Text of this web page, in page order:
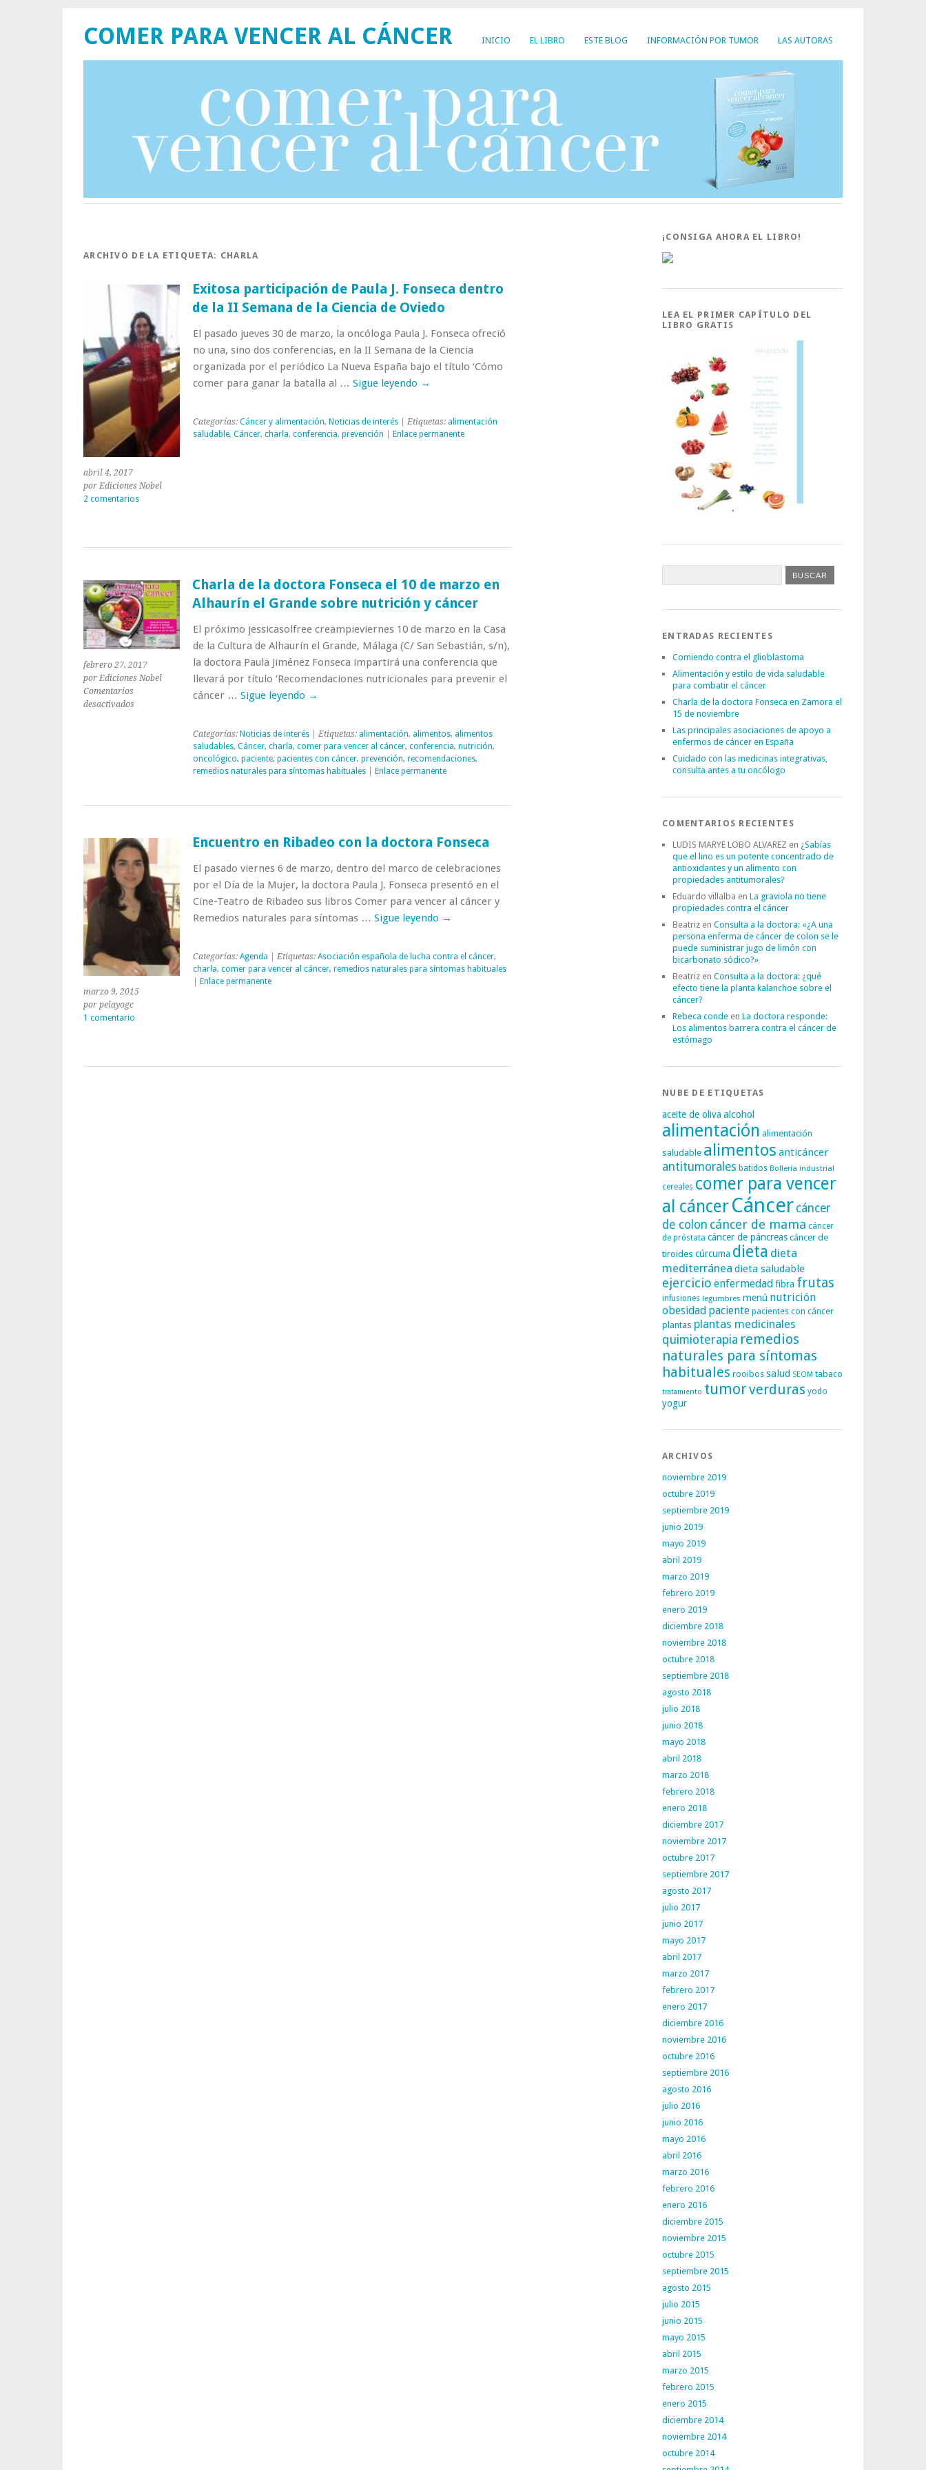
INICIO EL LIBRO ESTE BLOG INFORMACIÓN POR TUMOR LAS AUTORAS
COMER PARA VENCER AL CÁNCER
ARCHIVO DE LA ETIQUETA: CHARLA
abril 4, 2017
por Ediciones Nobel
2 comentarios
Exitosa participación de Paula J. Fonseca dentro
de la II Semana de la Ciencia de Oviedo
El pasado jueves 30 de marzo, la oncóloga Paula J. Fonseca ofreció
no una, sino dos conferencias, en la II Semana de la Ciencia
organizada por el periódico La Nueva España bajo el título ‘Cómo
comer para ganar la batalla al … Sigue leyendo →
Categorías: Cáncer y alimentación, Noticias de interés| Etiquetas: alimentación
saludable, Cáncer, charla, conferencia, prevención Enlace permanente
febrero 27, 2017
por Ediciones Nobel
Comentarios
desactivadosen
de
Alhaurín
el
Grande
sobre
nutrición
y
Charla de la doctora Fonseca el 10 de marzo en
Alhaurín el Grande sobre nutrición y cáncer
El próximo jessicasolfree creampieviernes 10 de marzo en la Casa
de la Cultura de Alhaurín el Grande, Málaga (C/ San Sebastián, s/n),
la doctora Paula Jiménez Fonseca impartirá una conferencia que
llevará por título ‘Recomendaciones nutricionales para prevenir el
cáncer … Sigue leyendo →
Categorías: Noticias de interés| Etiquetas: alimentación, alimentos, alimentos
saludables, Cáncer, charla, comer para vencer al cáncer, conferencia, nutrición,
oncológico, paciente, pacientes con cáncer, prevención, recomendaciones,
remedios naturales para síntomas habituales| Enlace permanente
marzo 9, 2015
por pelayogc
1 comentario
Encuentro en Ribadeo con la doctora Fonseca
El pasado viernes 6 de marzo, dentro del marco de celebraciones
por el Día de la Mujer, la doctora Paula J. Fonseca presentó en el
Cine-Teatro de Ribadeo sus libros Comer para vencer al cáncer y
Remedios naturales para síntomas … Sigue leyendo →
Categorías: Agenda | Etiquetas: Asociación española de lucha contra el cáncer,
charla, comer para vencer al cáncer, remedios naturales para síntomas habituales
Enlace permanente
¡CONSIGA AHORA EL LIBRO!
LEA EL PRIMER CAPÍTULO DEL
LIBRO GRATIS
ENTRADAS RECIENTES
Comiendo contra el glioblastoma
Alimentación y estilo de vida saludable
para combatir el cáncer
Charla de la doctora Fonseca en Zamora el
15 de noviembre
Las principales asociaciones de apoyo a
enfermos de cáncer en España
Cuidado con las medicinas integrativas,
consulta antes a tu oncólogo
COMENTARIOS RECIENTES
LUDIS MARYE LOBO ALVAREZ en ¿Sabías
que el lino es un potente concentrado de
antioxidantes y un alimento con
propiedades antitumorales?
Eduardo villalba en La graviola no tiene
propiedades contra el cáncer
Beatriz en Consulta a la doctora: «¿A una
persona enferma de cáncer de colon se le
puede suministrar jugo de limón con
bicarbonato sódico?»
Beatriz en Consulta a la doctora: ¿qué
efecto tiene la planta kalanchoe sobre el
cáncer?
Rebeca conde en La doctora responde:
Los alimentos barrera contra el cáncer de
estómago
NUBE DE ETIQUETAS
aceite de oliva alcohol
alimentación alimentación
saludable alimentos anticáncer
antitumorales batidos Bollería industrial
cereales comer para vencer
al cáncerCáncer cáncer
de colon cáncer de mama cáncer
de próstata cáncer de páncreascáncer de
tiroides cúrcuma dieta dieta
mediterránea dieta saludable
ejercicio enfermedadfibra frutas
infusiones legumbres menú nutrición
obesidad paciente pacientes con cáncer
plantas plantas medicinales
quimioterapia remedios
naturales para síntomas
habituales rooibos salud SEOM tabaco
tratamiento tumorverduras yodo
yogur
ARCHIVOS
noviembre 2019
octubre 2019
septiembre 2019
junio 2019
mayo 2019
abril 2019
marzo 2019
febrero 2019
enero 2019
diciembre 2018
noviembre 2018
octubre 2018
septiembre 2018
agosto 2018
julio 2018
junio 2018
mayo 2018
abril 2018
marzo 2018
febrero 2018
enero 2018
diciembre 2017
noviembre 2017
octubre 2017
septiembre 2017
agosto 2017
julio 2017
junio 2017
mayo 2017
abril 2017
marzo 2017
febrero 2017
enero 2017
diciembre 2016
noviembre 2016
octubre 2016
septiembre 2016
agosto 2016
julio 2016
junio 2016
mayo 2016
abril 2016
marzo 2016
febrero 2016
enero 2016
diciembre 2015
noviembre 2015
octubre 2015
septiembre 2015
agosto 2015
julio 2015
junio 2015
mayo 2015
abril 2015
marzo 2015
febrero 2015
enero 2015
diciembre 2014
noviembre 2014
octubre 2014